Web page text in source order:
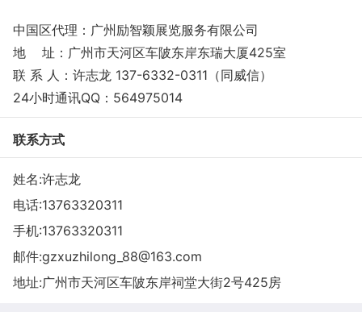
中国区代理：广州励智颖展览服务有限公司
地 址：广州市天河区车陂东岸东瑞大厦425室
联 系 人：许志龙 137-6332-0311（同威信）
24小时通讯QQ：564975014
联系方式
姓名:许志龙
电话:13763320311
手机:13763320311
邮件:gzxuzhilong_88@163.com
地址:广州市天河区车陂东岸祠堂大街2号425房